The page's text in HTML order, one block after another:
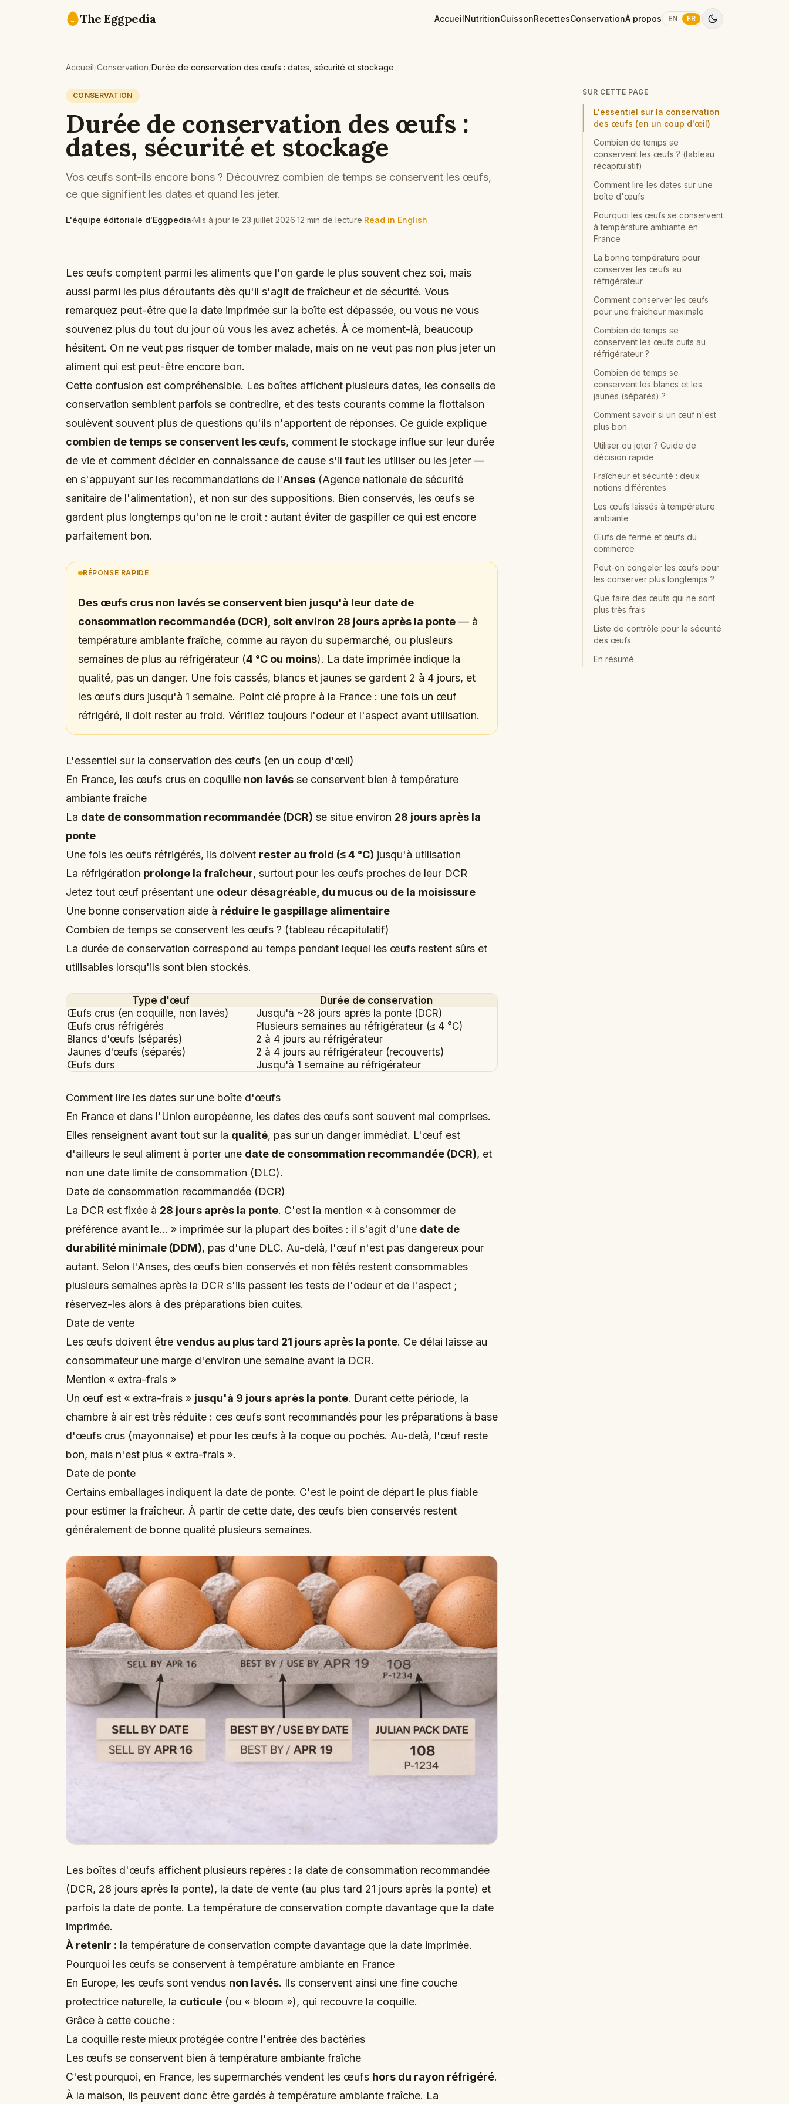
The Eggpedia AccueilNutritionCuissonRecettesConservationÀ propos EN FR
Accueil/Conservation/Durée de conservation des œufs : dates, sécurité et stockage
CONSERVATION
Durée de conservation des œufs :
dates, sécurité et stockage
Vos œufs sont-ils encore bons ? Découvrez combien de temps se conservent les œufs,
ce que signifient les dates et quand les jeter.
L'équipe éditoriale d'Eggpedia·Mis à jour le 23 juillet 2026·12 min de lecture·Read in English
Les œufs comptent parmi les aliments que l'on garde le plus souvent chez soi, mais
aussi parmi les plus déroutants dès qu'il s'agit de fraîcheur et de sécurité. Vous
remarquez peut-être que la date imprimée sur la boîte est dépassée, ou vous ne vous
souvenez plus du tout du jour où vous les avez achetés. À ce moment-là, beaucoup
hésitent. On ne veut pas risquer de tomber malade, mais on ne veut pas non plus jeter un
aliment qui est peut-être encore bon.
Cette confusion est compréhensible. Les boîtes affichent plusieurs dates, les conseils de
conservation semblent parfois se contredire, et des tests courants comme la flottaison
soulèvent souvent plus de questions qu'ils n'apportent de réponses. Ce guide explique
combien de temps se conservent les œufs, comment le stockage influe sur leur durée
de vie et comment décider en connaissance de cause s'il faut les utiliser ou les jeter —
en s'appuyant sur les recommandations de l'Anses (Agence nationale de sécurité
sanitaire de l'alimentation), et non sur des suppositions. Bien conservés, les œufs se
gardent plus longtemps qu'on ne le croit : autant éviter de gaspiller ce qui est encore
parfaitement bon.
RÉPONSE RAPIDE
Des œufs crus non lavés se conservent bien jusqu'à leur date de
consommation recommandée (DCR), soit environ 28 jours après la ponte — à
température ambiante fraîche, comme au rayon du supermarché, ou plusieurs
semaines de plus au réfrigérateur (4 °C ou moins). La date imprimée indique la
qualité, pas un danger. Une fois cassés, blancs et jaunes se gardent 2 à 4 jours, et
les œufs durs jusqu'à 1 semaine. Point clé propre à la France : une fois un œuf
réfrigéré, il doit rester au froid. Vérifiez toujours l'odeur et l'aspect avant utilisation.
L'essentiel sur la conservation des œufs (en un coup d'œil)
En France, les œufs crus en coquille non lavés se conservent bien à température
ambiante fraîche
La date de consommation recommandée (DCR) se situe environ 28 jours après la
ponte
Une fois les œufs réfrigérés, ils doivent rester au froid (≤ 4 °C) jusqu'à utilisation
La réfrigération prolonge la fraîcheur, surtout pour les œufs proches de leur DCR
Jetez tout œuf présentant une odeur désagréable, du mucus ou de la moisissure
Une bonne conservation aide à réduire le gaspillage alimentaire
Combien de temps se conservent les œufs ? (tableau récapitulatif)
La durée de conservation correspond au temps pendant lequel les œufs restent sûrs et
utilisables lorsqu'ils sont bien stockés.
Type d'œuf
Durée de conservation
Œufs crus (en coquille, non lavés)
Jusqu'à ~28 jours après la ponte (DCR)
Œufs crus réfrigérés
Plusieurs semaines au réfrigérateur (≤ 4 °C)
Blancs d'œufs (séparés)
2 à 4 jours au réfrigérateur
Jaunes d'œufs (séparés)
2 à 4 jours au réfrigérateur (recouverts)
Œufs durs
Jusqu'à 1 semaine au réfrigérateur
Comment lire les dates sur une boîte d'œufs
En France et dans l'Union européenne, les dates des œufs sont souvent mal comprises.
Elles renseignent avant tout sur la qualité, pas sur un danger immédiat. L'œuf est
d'ailleurs le seul aliment à porter une date de consommation recommandée (DCR), et
non une date limite de consommation (DLC).
Date de consommation recommandée (DCR)
La DCR est fixée à 28 jours après la ponte. C'est la mention « à consommer de
préférence avant le… » imprimée sur la plupart des boîtes : il s'agit d'une date de
durabilité minimale (DDM), pas d'une DLC. Au-delà, l'œuf n'est pas dangereux pour
autant. Selon l'Anses, des œufs bien conservés et non fêlés restent consommables
plusieurs semaines après la DCR s'ils passent les tests de l'odeur et de l'aspect ;
réservez-les alors à des préparations bien cuites.
Date de vente
Les œufs doivent être vendus au plus tard 21 jours après la ponte. Ce délai laisse au
consommateur une marge d'environ une semaine avant la DCR.
Mention « extra-frais »
Un œuf est « extra-frais » jusqu'à 9 jours après la ponte. Durant cette période, la
chambre à air est très réduite : ces œufs sont recommandés pour les préparations à base
d'œufs crus (mayonnaise) et pour les œufs à la coque ou pochés. Au-delà, l'œuf reste
bon, mais n'est plus « extra-frais ».
Date de ponte
Certains emballages indiquent la date de ponte. C'est le point de départ le plus fiable
pour estimer la fraîcheur. À partir de cette date, des œufs bien conservés restent
généralement de bonne qualité plusieurs semaines.
Les boîtes d'œufs affichent plusieurs repères : la date de consommation recommandée
(DCR, 28 jours après la ponte), la date de vente (au plus tard 21 jours après la ponte) et
parfois la date de ponte. La température de conservation compte davantage que la date
imprimée.
À retenir : la température de conservation compte davantage que la date imprimée.
Pourquoi les œufs se conservent à température ambiante en France
En Europe, les œufs sont vendus non lavés. Ils conservent ainsi une fine couche
protectrice naturelle, la cuticule (ou « bloom »), qui recouvre la coquille.
Grâce à cette couche :
La coquille reste mieux protégée contre l'entrée des bactéries
Les œufs se conservent bien à température ambiante fraîche
C'est pourquoi, en France, les supermarchés vendent les œufs hors du rayon réfrigéré.
À la maison, ils peuvent donc être gardés à température ambiante fraîche. La
SUR CETTE PAGE
L'essentiel sur la conservation
des œufs (en un coup d'œil)
Combien de temps se
conservent les œufs ? (tableau
récapitulatif)
Comment lire les dates sur une
boîte d'œufs
Pourquoi les œufs se conservent
à température ambiante en
France
La bonne température pour
conserver les œufs au
réfrigérateur
Comment conserver les œufs
pour une fraîcheur maximale
Combien de temps se
conservent les œufs cuits au
réfrigérateur ?
Combien de temps se
conservent les blancs et les
jaunes (séparés) ?
Comment savoir si un œuf n'est
plus bon
Utiliser ou jeter ? Guide de
décision rapide
Fraîcheur et sécurité : deux
notions différentes
Les œufs laissés à température
ambiante
Œufs de ferme et œufs du
commerce
Peut-on congeler les œufs pour
les conserver plus longtemps ?
Que faire des œufs qui ne sont
plus très frais
Liste de contrôle pour la sécurité
des œufs
En résumé